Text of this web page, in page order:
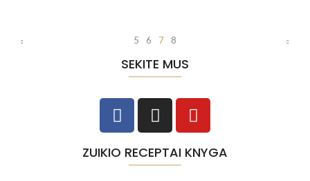
5 6 7 8
SEKITE MUS
ZUIKIO RECEPTAI KNYGA